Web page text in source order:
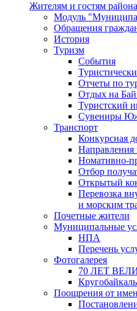
Жителям и гостям района
Модуль
Обращения
История
Туризм
События
Отчеты по
Отдых на
Туристский
Сувениры
Транспорт
Конкурсная
Номативно-
Отбор
Открытый
Перевозка
и морским
Почетные жители
Муниципальные
НПА
Перечень
Фотогалерея
70 ЛЕТ
Поощрения от